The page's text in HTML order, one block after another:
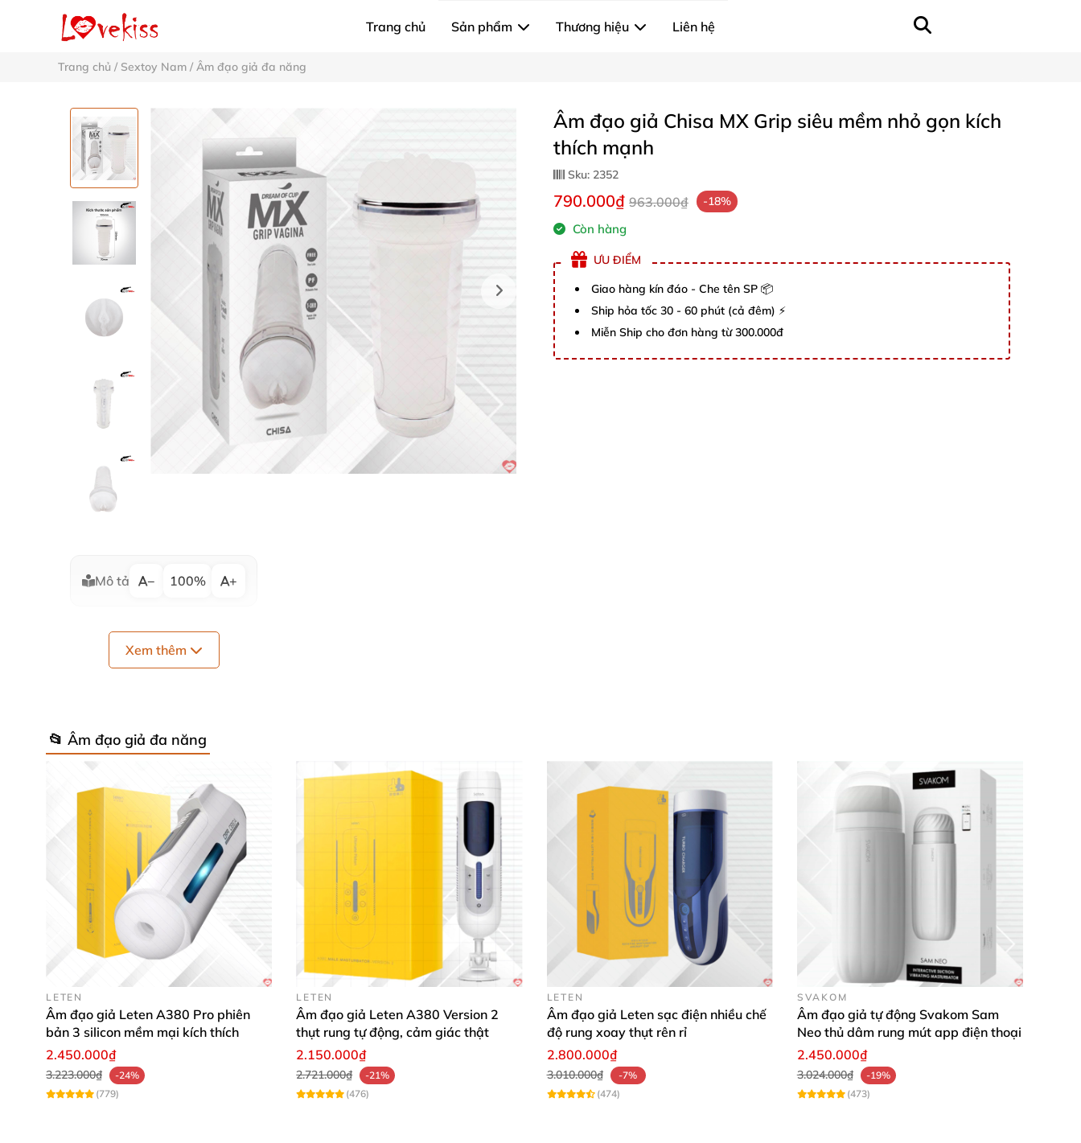
Trang chủ Sản phẩm Thương hiệu Liên hệ
Trang chủ / Sextoy Nam / Âm đạo giả đa năng
Âm đạo giả Chisa MX Grip siêu mềm nhỏ gọn kích
thích mạnh
Sku: 2352
790.000₫ 963.000₫ -18%
Còn hàng
ƯU ĐIỂM
Giao hàng kín đáo - Che tên SP 📦
Ship hỏa tốc 30 - 60 phút (cả đêm) ⚡
Miễn Ship cho đơn hàng từ 300.000đ
Mô tả − 100% +
Xem thêm
📂 Âm đạo giả đa năng
LETEN
Âm đạo giả Leten A380 Pro phiên
bản 3 silicon mềm mại kích thích
2.450.000₫
3.223.000₫
-24%
(779)
LETEN
Âm đạo giả Leten A380 Version 2
thụt rung tự động, cảm giác thật
2.150.000₫
2.721.000₫
-21%
(476)
LETEN
Âm đạo giả Leten sạc điện nhiều chế
độ rung xoay thụt rên rỉ
2.800.000₫
3.010.000₫
-7%
(474)
SVAKOM
Âm đạo giả tự động Svakom Sam
Neo thủ dâm rung mút app điện thoại
2.450.000₫
3.024.000₫
-19%
(473)